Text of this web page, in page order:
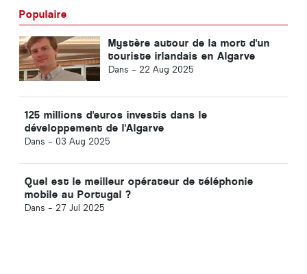
Populaire
Mystère autour de la mort d'un
touriste irlandais en Algarve
Dans - 22 Aug 2025
125 millions d'euros investis dans le
développement de l'Algarve
Dans - 03 Aug 2025
Quel est le meilleur opérateur de téléphonie
mobile au Portugal ?
Dans - 27 Jul 2025